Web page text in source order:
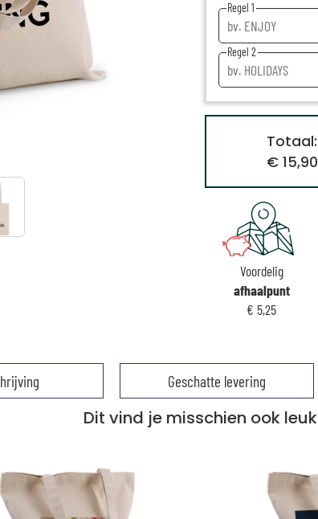
Regel 1
Regel 2
Totaal:
€ 15,90
Voordelig
afhaalpunt
€ 5,25
Geschatte levering
Dit vind je misschien ook leuk